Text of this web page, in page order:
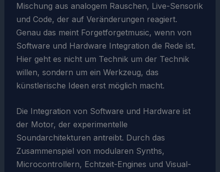
Mischung aus analogem Rauschen, Live-Sensorik
und Code, der auf Veränderungen reagiert.
Genau das meint Forgetforgetmusic, wenn von
Software und Hardware Integration die Rede ist.
Hier geht es nicht um Technik um der Technik
willen, sondern um ein Werkzeug, das
künstlerische Ideen erst möglich macht.
Die Integration von Software und Hardware ist
der Motor, der experimentelle
Soundarchitekturen antreibt. Durch das
Zusammenspiel von modularen Synths,
Microcontrollern, Echtzeit-Engines und Visual-